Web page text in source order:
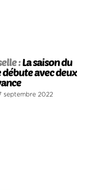
:La saison du
avec deux
septembre 2022